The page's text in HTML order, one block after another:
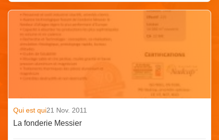
Qui est qui21 Nov. 2011
La fonderie Messier